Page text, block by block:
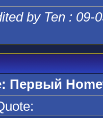
by Ten : 09-
Первый